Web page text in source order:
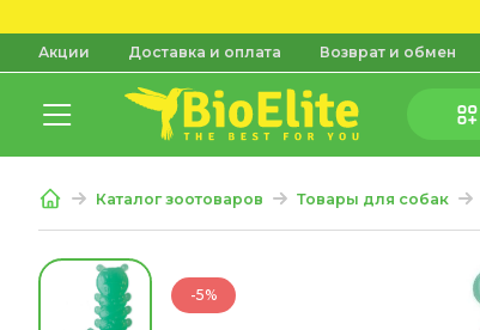
Акции Доставка и оплата Возврат и обмен
Каталог зоотоваров Товары для собак
-5%